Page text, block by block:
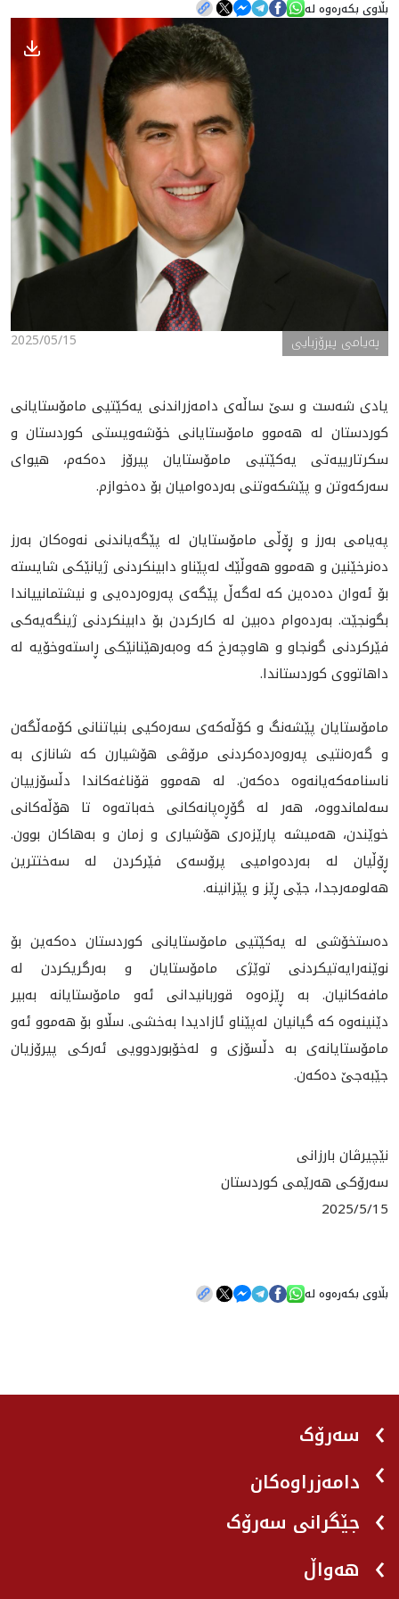
بڵاوی بکەرەوە لە
2025/05/15 پەیامی پیرۆزبایی
يادى شەست و سێ ساڵه‌ى دامەزراندنی یەکێتيی مامۆستایانی
کوردستان لە هەموو مامۆستایانی خۆشەویستی کوردستان و
سکرتارییەتی یەکێتیی مامۆستايان پیرۆز دەکەم، هیوای
سەرکەوتن و پێشکەوتنی بەردەوامیان بۆ دەخوازم.
پەیامى بەرز و ڕۆڵی مامۆستایان لە پێگەیاندنی نەوەکان بەرز
دەنرخێنین و هه‌موو هه‌وڵێك له‌پێناو دابينكردنى ژیانێکی شایستە
بۆ ئه‌وان ده‌ده‌ين کە لەگەڵ پێگەی پەروەردەیی و نیشتمانیياندا
بگونجێت. به‌رده‌وام ده‌بين له‌ كاركردن بۆ دابینکردنی ژینگەیەکی
فێرکردنی گونجاو و هاوچەرخ كه‌ وەبەرهێنانێکی ڕاستەوخۆیە لە
داهاتووی کوردستاندا.
مامۆستایان پێشه‌نگ و کۆڵەکەی سەرەکيی بنیاتنانی کۆمەڵگەن
و گەرەنتيی پەروەردەکردنی مرۆڤی هۆشیارن كه‌ شانازى به‌
ناسنامه‌كه‌يانه‌وه‌ دەکەن. لە هەموو قۆناغەکاندا دڵسۆزییان
سەلماندووە، هه‌ر لە گۆڕەپانەکانی خەباته‌وه‌ تا هۆڵه‌كانى
خوێندن، هەمیشە پارێزەری هۆشیاری و زمان و بەهاکان بوون.
ڕۆڵیان لە بەردەواميى پرۆسه‌ى فێرکردن لە سەختترین
هەلومەرجدا، جێى ڕێز و پێزانينه‌.
ده‌ستخۆشى له‌ یەکێتيی مامۆستایانی کوردستان دەکەین بۆ
نوێنەرایەتیکردنی توێژی مامۆستایان و بەرگریکردن لە
مافەکانیان. بە ڕێزەوە قوربانیدانی ئەو مامۆستایانە بەبیر
دێنینەوە کە گیانیان لەپێناو ئازادیدا به‌خشى. سڵاو بۆ هەموو ئه‌و
مامۆستایانه‌ى به‌ دڵسۆزی و له‌خۆبوردوويى ئەرکی پيرۆزيان
جێبەجێ دەکه‌ن.
نێچیرڤان بارزانی
سەرۆکی هەرێمی کوردستان
2025/5/15
بڵاوی بکەرەوە لە
سەرۆک
دامەزراوەکان
جێگرانی سه‌رۆک
هه‌واڵ